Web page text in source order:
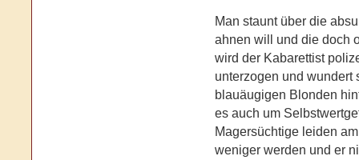
Man staunt über die
ahnen will und die doch
wird der Kabarettist
unterzogen und wundert
blauäugigen Blonden
es auch um
Magersüchtige leiden
weniger werden und er